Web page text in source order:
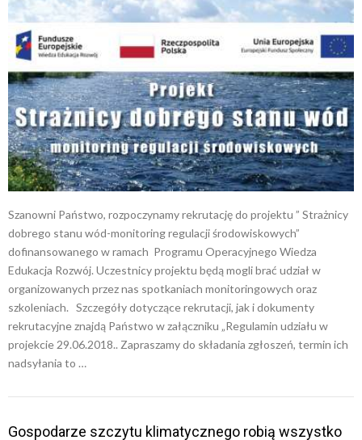
Szanowni Państwo, rozpoczynamy rekrutację do projektu ” Strażnicy
dobrego stanu wód-monitoring regulacji środowiskowych”
dofinansowanego w ramach Programu Operacyjnego Wiedza
Edukacja Rozwój. Uczestnicy projektu będą mogli brać udział w
organizowanych przez nas spotkaniach monitoringowych oraz
szkoleniach. Szczegóły dotyczące rekrutacji, jak i dokumenty
rekrutacyjne znajdą Państwo w załączniku „Regulamin udziału w
projekcie 29.06.2018.. Zapraszamy do składania zgłoszeń, termin ich
nadsyłania to …
Gospodarze szczytu klimatycznego robią wszystko